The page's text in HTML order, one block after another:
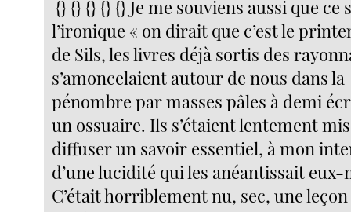
{} {} {} {} {} Je me souviens aussi que
l’ironique « on dirait que c’est le
de Sils, les livres déjà sortis des
s’amoncelaient autour de nous dans la
pénombre par masses pâles à demi
un ossuaire. Ils s’étaient lentement
diffuser un savoir essentiel, à mon
d’une lucidité qui les anéantissait eux-
C’était horriblement nu, sec, une leçon